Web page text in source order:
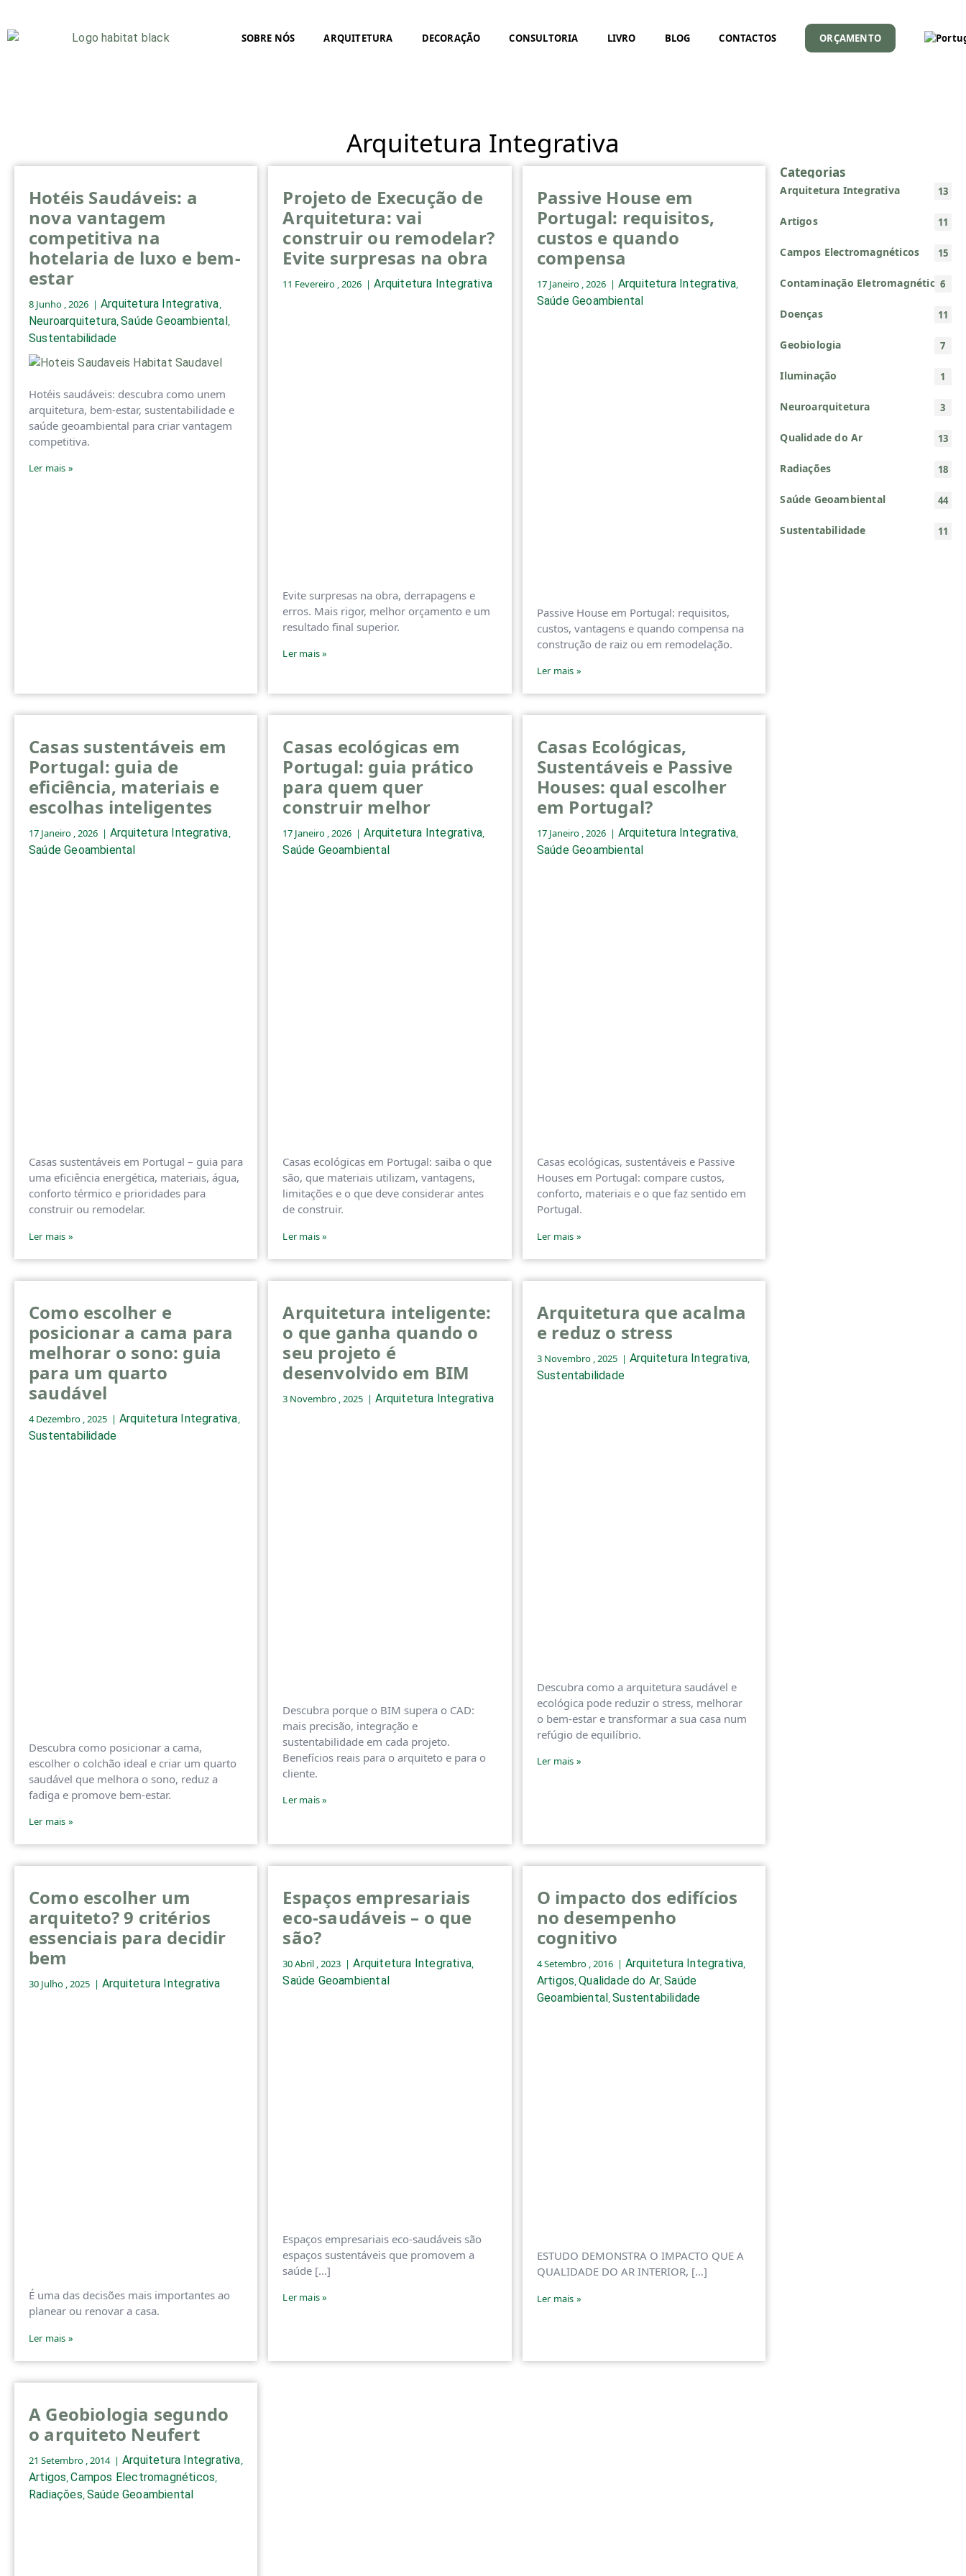
SOBRE NÓS ARQUITETURA DECORAÇÃO CONSULTORIA LIVRO BLOG CONTACTOS ORÇAMENTO
Arquitetura Integrativa
Hotéis Saudáveis: a
nova vantagem
competitiva na
hotelaria de luxo e bem-
estar
8 Junho , 2026 Arquitetura Integrativa,
Neuroarquitetura,Saúde Geoambiental,
Sustentabilidade
Hotéis saudáveis: descubra como unem
arquitetura, bem-estar, sustentabilidade e
saúde geoambiental para criar vantagem
competitiva.
Ler mais »
Projeto de Execução de
Arquitetura: vai
construir ou remodelar?
Evite surpresas na obra
11 Fevereiro , 2026 Arquitetura Integrativa
Evite surpresas na obra, derrapagens e
erros. Mais rigor, melhor orçamento e um
resultado final superior.
Ler mais »
Passive House em
Portugal: requisitos,
custos e quando
compensa
17 Janeiro , 2026 Arquitetura Integrativa,
Saúde Geoambiental
Passive House em Portugal: requisitos,
custos, vantagens e quando compensa na
construção de raiz ou em remodelação.
Ler mais »
Casas sustentáveis em
Portugal: guia de
eficiência, materiais e
escolhas inteligentes
17 Janeiro , 2026 Arquitetura Integrativa,
Saúde Geoambiental
Casas sustentáveis em Portugal – guia para
uma eficiência energética, materiais, água,
conforto térmico e prioridades para
construir ou remodelar.
Ler mais »
Casas ecológicas em
Portugal: guia prático
para quem quer
construir melhor
17 Janeiro , 2026 Arquitetura Integrativa,
Saúde Geoambiental
Casas ecológicas em Portugal: saiba o que
são, que materiais utilizam, vantagens,
limitações e o que deve considerar antes
de construir.
Ler mais »
Casas Ecológicas,
Sustentáveis e Passive
Houses: qual escolher
em Portugal?
17 Janeiro , 2026 Arquitetura Integrativa,
Saúde Geoambiental
Casas ecológicas, sustentáveis e Passive
Houses em Portugal: compare custos,
conforto, materiais e o que faz sentido em
Portugal.
Ler mais »
Como escolher e
posicionar a cama para
melhorar o sono: guia
para um quarto
saudável
4 Dezembro , 2025 Arquitetura Integrativa,
Sustentabilidade
Descubra como posicionar a cama,
escolher o colchão ideal e criar um quarto
saudável que melhora o sono, reduz a
fadiga e promove bem-estar.
Ler mais »
Arquitetura inteligente:
o que ganha quando o
seu projeto é
desenvolvido em BIM
3 Novembro , 2025 Arquitetura Integrativa
Descubra porque o BIM supera o CAD:
mais precisão, integração e
sustentabilidade em cada projeto.
Benefícios reais para o arquiteto e para o
cliente.
Ler mais »
Arquitetura que acalma
e reduz o stress
3 Novembro , 2025 Arquitetura Integrativa,
Sustentabilidade
Descubra como a arquitetura saudável e
ecológica pode reduzir o stress, melhorar
o bem-estar e transformar a sua casa num
refúgio de equilíbrio.
Ler mais »
Como escolher um
arquiteto? 9 critérios
essenciais para decidir
bem
30 Julho , 2025 Arquitetura Integrativa
É uma das decisões mais importantes ao
planear ou renovar a casa.
Ler mais »
Espaços empresariais
eco-saudáveis – o que
são?
30 Abril , 2023 Arquitetura Integrativa,
Saúde Geoambiental
Espaços empresariais eco-saudáveis são
espaços sustentáveis que promovem a
saúde […]
Ler mais »
O impacto dos edifícios
no desempenho
cognitivo
4 Setembro , 2016 Arquitetura Integrativa,
Artigos,Qualidade do Ar,Saúde
Geoambiental ,Sustentabilidade
ESTUDO DEMONSTRA O IMPACTO QUE A
QUALIDADE DO AR INTERIOR, […]
Ler mais »
A Geobiologia segundo
o arquiteto Neufert
21 Setembro , 2014 Arquitetura Integrativa,
Artigos,Campos Electromagnéticos,
Radiações,Saúde Geoambiental
Categorias
Arquitetura Integrativa 13
Artigos 11
Campos Electromagnéticos 15
Contaminação Eletromagnética6
Doenças 11
Geobiologia 7
Iluminação 1
Neuroarquitetura 3
Qualidade do Ar 13
Radiações 18
Saúde Geoambiental 44
Sustentabilidade 11